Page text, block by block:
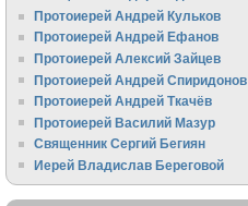
Протоиерей Андрей Кульков
Протоиерей Андрей Ефанов
Протоиерей Алексий Зайцев
Протоиерей Андрей Спиридонов
Протоиерей Андрей Ткачёв
Протоиерей Василий Мазур
Священник Сергий Бегиян
Иерей Владислав Береговой